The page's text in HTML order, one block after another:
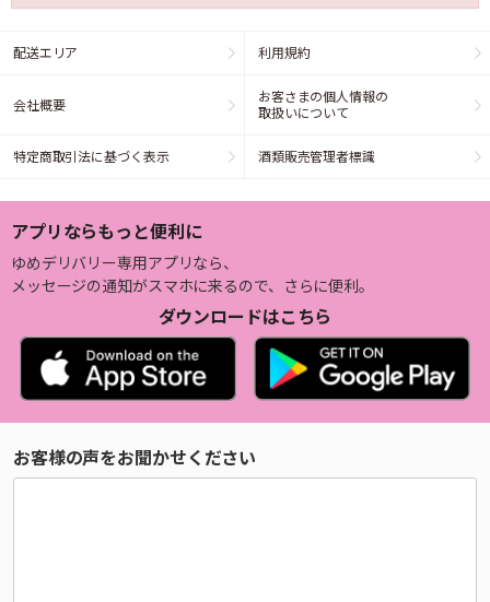
配送エリア 利用規約
会社概要
お客さまの個人情報の
取扱いについて
特定商取引法に基づく表示 酒類販売管理者標識
アプリならもっと便利に
ゆめデリバリー専用アプリなら、
メッセージの通知がスマホに来るので、さらに便利。
ダウンロードはこちら
お客様の声をお聞かせください